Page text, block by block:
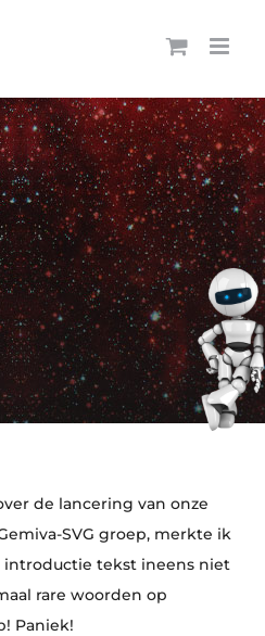
de lancering van onze
SVG groep, merkte ik
introductie tekst ineens niet
rare woorden op
Paniek!